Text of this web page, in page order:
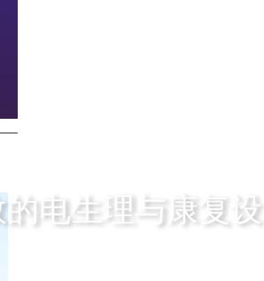
电生理与康复